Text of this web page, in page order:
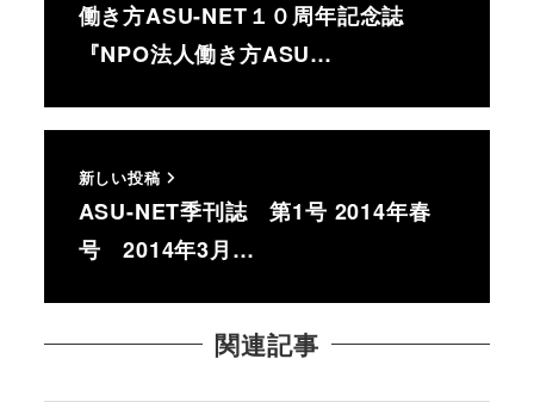
働き方ASU-NET１０周年記念誌
『NPO法人働き方ASU…
新しい投稿
ASU-NET季刊誌 第1号 2014年春
号 2014年3月…
関連記事